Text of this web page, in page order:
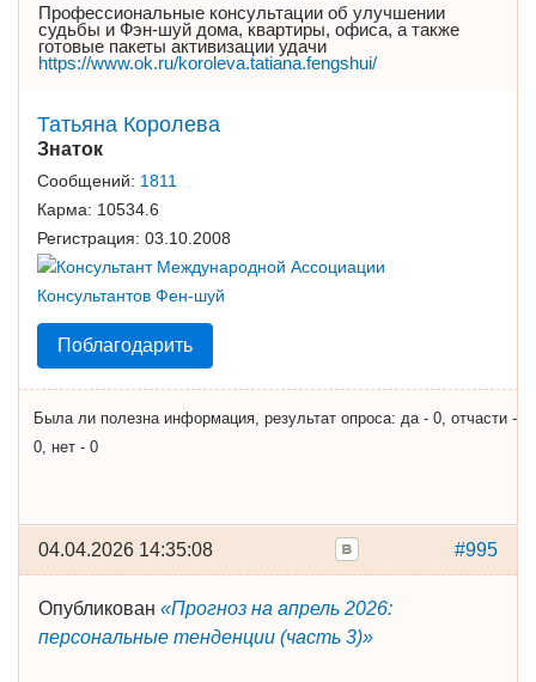
Профессиональные консультации об улучшении
судьбы и Фэн-шуй дома, квартиры, офиса, а также
готовые пакеты активизации удачи
https://www.ok.ru/koroleva.tatiana.fengshui/
Татьяна Королева
Знаток
Сообщений: 1811
Карма: 10534.6
Регистрация: 03.10.2008
Поблагодарить
Была ли полезна информация, результат опроса: да - 0, отчасти -
0, нет - 0
#995
04.04.2026 14:35:08
Опубликован «Прогноз на апрель 2026:
персональные тенденции (часть 3)»